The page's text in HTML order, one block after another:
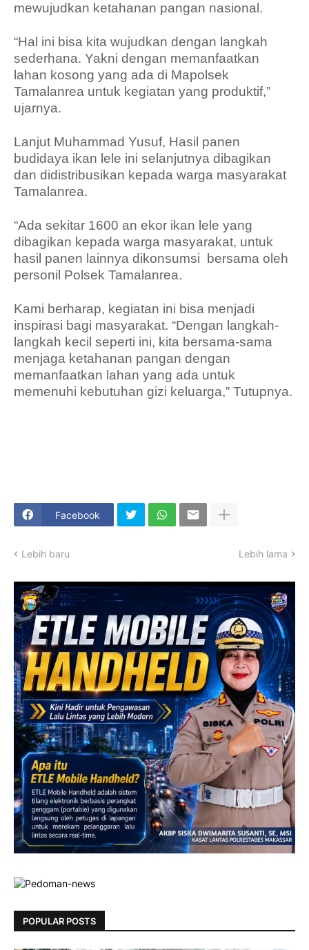
mewujudkan ketahanan pangan nasional.
“Hal ini bisa kita wujudkan dengan langkah
sederhana. Yakni dengan memanfaatkan
lahan kosong yang ada di Mapolsek
Tamalanrea untuk kegiatan yang produktif,”
ujarnya.
Lanjut Muhammad Yusuf, Hasil panen
budidaya ikan lele ini selanjutnya dibagikan
dan didistribusikan kepada warga masyarakat
Tamalanrea.
“Ada sekitar 1600 an ekor ikan lele yang
dibagikan kepada warga masyarakat, untuk
hasil panen lainnya dikonsumsi bersama oleh
personil Polsek Tamalanrea.
Kami berharap, kegiatan ini bisa menjadi
inspirasi bagi masyarakat. “Dengan langkah-
langkah kecil seperti ini, kita bersama-sama
menjaga ketahanan pangan dengan
memanfaatkan lahan yang ada untuk
memenuhi kebutuhan gizi keluarga,” Tutupnya.
Facebook
Lebih baru Lebih lama
POPULAR POSTS